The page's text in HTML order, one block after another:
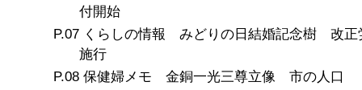
付開始
くらしの情報 みどりの日結婚記念樹 改正
施行
保健婦メモ 金銅一光三尊立像 市の人口